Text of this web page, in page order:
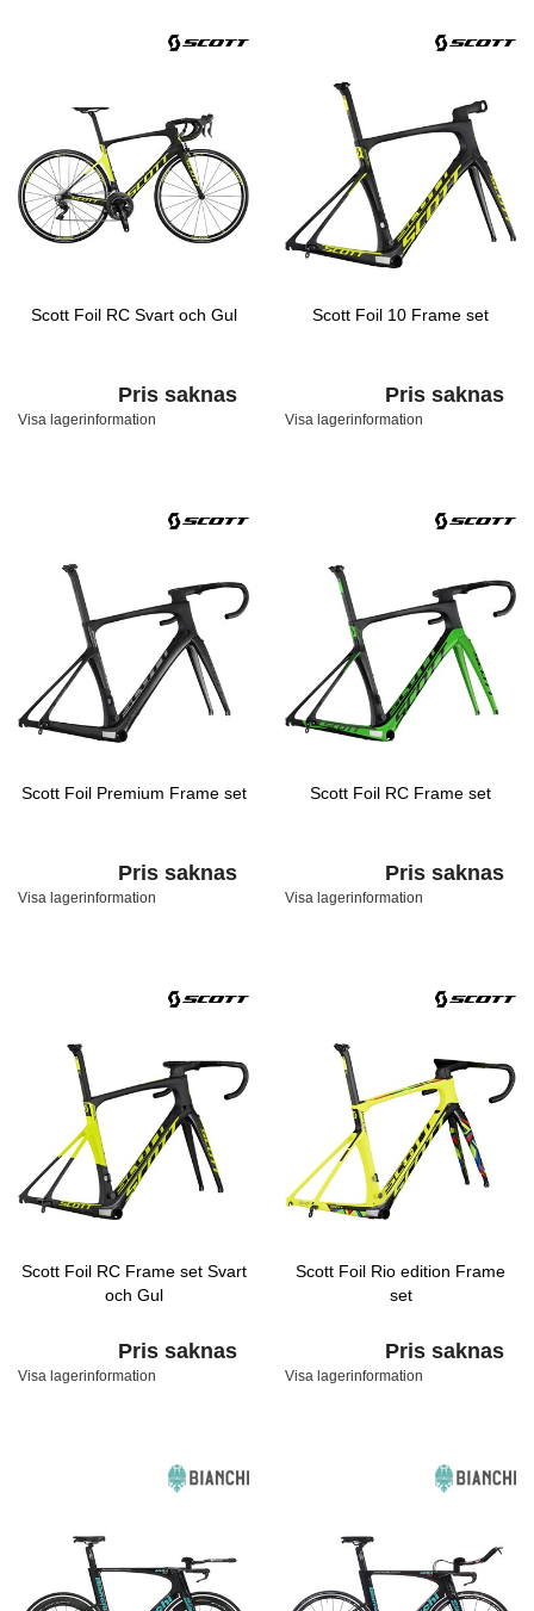
Scott Foil RC Svart och Gul
Pris saknas
Visa lagerinformation
Scott Foil 10 Frame set
Pris saknas
Visa lagerinformation
Scott Foil Premium Frame set
Pris saknas
Visa lagerinformation
Scott Foil RC Frame set
Pris saknas
Visa lagerinformation
Scott Foil RC Frame set Svart
och Gul
Pris saknas
Visa lagerinformation
Scott Foil Rio edition Frame
set
Pris saknas
Visa lagerinformation